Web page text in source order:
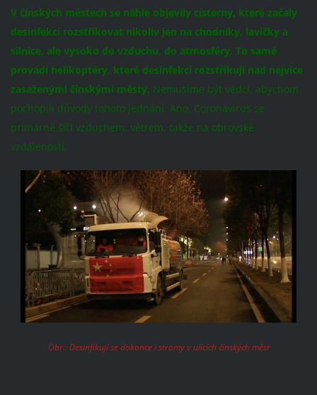
V čínských městech se náhle objevily cisterny, které začaly
desinfekci rozstřikovat nikoliv jen na chodníky, lavičky a
silnice, ale vysoko do vzduchu, do atmosféry. To samé
provádí helikoptéry, které desinfekci rozstřikují nad nejvíce
zasaženými čínskými městy. Nemusíme být vědci, abychom
pochopili důvody tohoto jednání. Ano, Coronavirus se
primárně šíří vzduchem, větrem, takže na obrovské
vzdálenosti.
Obr.: Desinfikují se dokonce i stromy v ulicích čínských měst